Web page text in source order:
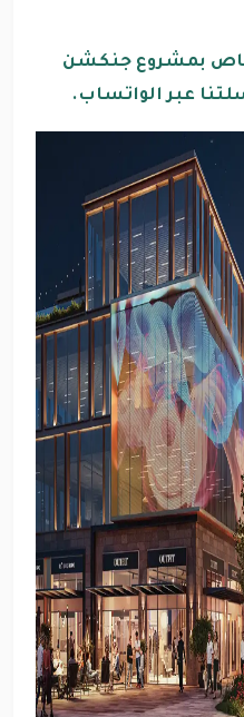
بمشروع جنكشن
عبر الواتساب.